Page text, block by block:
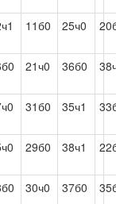
11б0 25ч0
21ч0 36б0
31б0 35ч1
29б0 38ч1
30ч0 37б0